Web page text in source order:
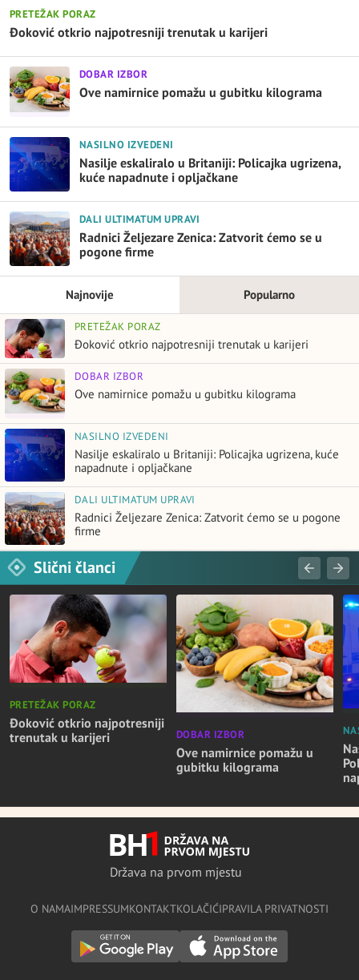
PRETEŽAK PORAZ
Đoković otkrio najpotresniji trenutak u karijeri
DOBAR IZBOR
Ove namirnice pomažu u gubitku kilograma
NASILNO IZVEDENI
Nasilje eskaliralo u Britaniji: Policajka ugrizena,
kuće napadnute i opljačkane
DALI ULTIMATUM UPRAVI
Radnici Željezare Zenica: Zatvorit ćemo se u
pogone firme
Najnovije Popularno
PRETEŽAK PORAZ
Đoković otkrio najpotresniji trenutak u karijeri
DOBAR IZBOR
Ove namirnice pomažu u gubitku kilograma
NASILNO IZVEDENI
Nasilje eskaliralo u Britaniji: Policajka ugrizena, kuće
napadnute i opljačkane
DALI ULTIMATUM UPRAVI
Radnici Željezare Zenica: Zatvorit ćemo se u pogone
firme
Slični članci
PRETEŽAK PORAZ
Đoković otkrio najpotresniji
trenutak u karijeri
DOBAR IZBOR
Ove namirnice pomažu u
gubitku kilograma
Država na prvom mjestu
O NAMAIMPRESSUMKONTAKTKOLAČIĆIPRAVILA PRIVATNOSTI